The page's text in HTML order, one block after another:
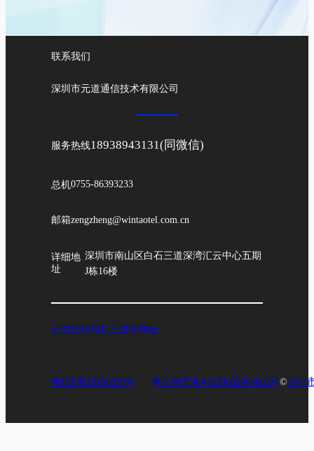
联系我们
深圳市元道通信技术有限公司
服务热线18938943131(同微信)
总机0755-86393233
邮箱zengzheng@wintaotel.com.cn
详细地
址
深圳市南山区白石三道深湾汇云中心五期
J栋16楼
元道经纬相机元道车辆云
粤ICP备19156039号 粤公网安备44030602004602号©深圳